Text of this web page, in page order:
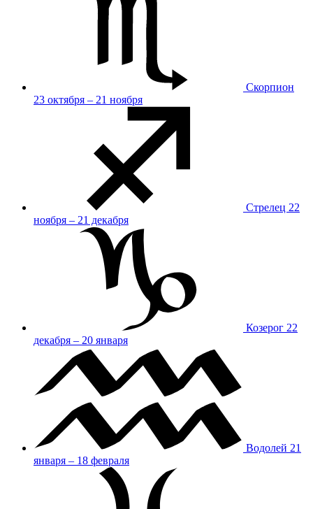
Скорпион
23 октября – 21 ноября
Стрелец 22
ноября – 21 декабря
Козерог 22
декабря – 20 января
Водолей 21
января – 18 февраля